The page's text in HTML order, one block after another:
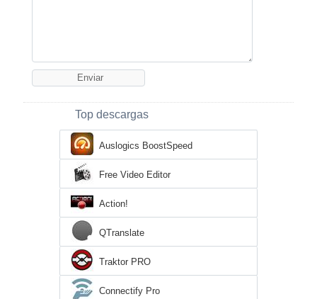
Top descargas
Auslogics BoostSpeed
Free Video Editor
Action!
QTranslate
Traktor PRO
Connectify Pro